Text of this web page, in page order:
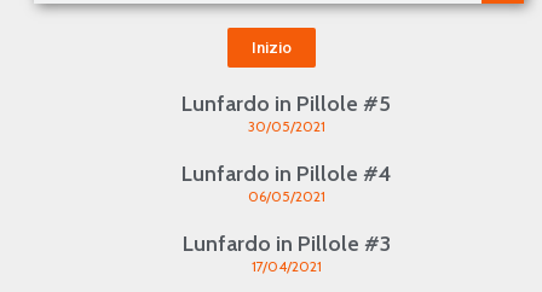
Inizio
Lunfardo in Pillole #5
30/05/2021
Lunfardo in Pillole #4
06/05/2021
Lunfardo in Pillole #3
17/04/2021